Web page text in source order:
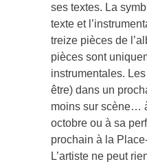
ses textes. La
texte et
treize pièces de
pièces sont
instrumentales.
être) dans un
moins sur scène…
octobre ou à sa
prochain à la
L’artiste ne peut